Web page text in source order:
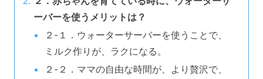
ーバーを使うメリットは？
２-１．ウォーターサーバーを使うことで、
ミルク作りが、ラクになる。
２-２．ママの自由な時間が、より贅沢で、